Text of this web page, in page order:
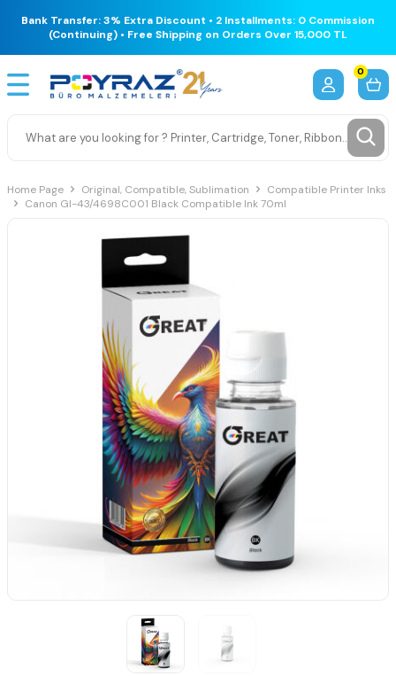
Bank Transfer: 3% Extra Discount • 2 Installments: 0 Commission
(Continuing) • Free Shipping on Orders Over 15,000 TL
0
Home Page Original, Compatible, Sublimation
Compatible Printer Inks
Canon GI-43/4698C001 Black Compatible Ink 70ml